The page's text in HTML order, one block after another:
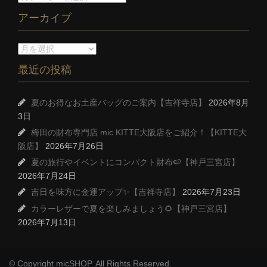
アーカイブ
最近の投稿
夏のお得なお土産バッグのご案内【吉祥寺店】
2026年8月
3日
梅田の財布専門店 mic KITTE大阪店をご紹介！【KITTE大
阪店】
2026年7月26日
夏の旅行やイベントにコンパクト財布🍉【神戸三宮店】
2026年7月24日
吉日を味方に金運アップ✨【吉祥寺店】
2026年7月23日
カラーレザーで夏を楽しみましょう🌻【神戸三宮店】
2026年7月13日
© Copyright micSHOP. All Rights Reserved.